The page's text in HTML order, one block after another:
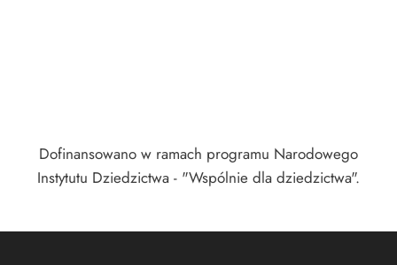
Dofinansowano w ramach programu Narodowego
Instytutu Dziedzictwa - "Wspólnie dla dziedzictwa".